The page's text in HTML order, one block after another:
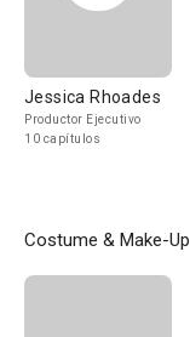
Jessica Rhoades
Productor Ejecutivo
10 capítulos
Costume & Make-Up